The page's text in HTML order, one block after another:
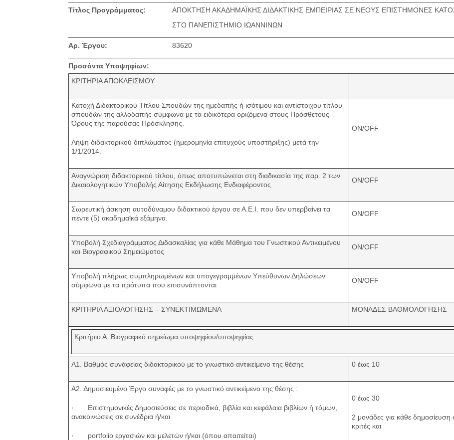
Τίτλος Προγράμματος:
ΑΠΟΚΤΗΣΗ ΑΚΑΔΗΜΑΪΚΗΣ ΔΙΔΑΚΤΙΚΗΣ ΕΜΠΕΙΡΙΑΣ ΣΕ ΝΕΟΥΣ ΕΠΙΣΤΗΜΟΝΕΣ
ΣΤΟ ΠΑΝΕΠΙΣΤΗΜΙΟ ΙΩΑΝΝΙΝΩΝ
Αρ. Έργου: 83620
Προσόντα Υποψηφίων:
ΚΡΙΤΗΡΙΑ ΑΠΟΚΛΕΙΣΜΟΥ
Κατοχή Διδακτορικού Τίτλου Σπουδών της ημεδαπής ή ισότιμου και αντίστοιχου τίτλου
σπουδών της αλλοδαπής σύμφωνα με τα ειδικότερα οριζόμενα στους Πρόσθετους
Όρους της παρούσας Πρόσκλησης.
Λήψη διδακτορικού διπλώματος (ημερομηνία επιτυχούς υποστήριξης) μετά την
1/1/2014.
ON/OFF
Αναγνώριση διδακτορικού τίτλου, όπως αποτυπώνεται στη διαδικασία της παρ. 2 των
Δικαιολογητικών Υποβολής Αίτησης Εκδήλωσης Ενδιαφέροντος
ON/OFF
Σωρευτική άσκηση αυτοδύναμου διδακτικού έργου σε Α.Ε.Ι. που δεν υπερβαίνει τα
πέντε (5) ακαδημαϊκά εξάμηνα.
ON/OFF
Υποβολή Σχεδιαγράμματος Διδασκαλίας για κάθε Μάθημα του Γνωστικού Αντικειμένου
και Βιογραφικού Σημειώματος
ON/OFF
Υποβολή πλήρως συμπληρωμένων και υπογεγραμμένων Υπεύθυνων Δηλώσεων
σύμφωνα με τα πρότυπα που επισυνάπτονται
ON/OFF
ΚΡΙΤΗΡΙΑ ΑΞΙΟΛΟΓΗΣΗΣ – ΣΥΝΕΚΤΙΜΩΜΕΝΑ ΜΟΝΑΔΕΣ ΒΑΘΜΟΛΟΓΗΣΗΣ
Κριτήριο Α. Βιογραφικό σημείωμα υποψηφίου/υποψηφίας
Α1. Βαθμός συνάφειας διδακτορικού με το γνωστικό αντικείμενο της θέσης 0 έως 10
Α2. Δημοσιευμένο Έργο συναφές με το γνωστικό αντικείμενο της θέσης :
· Επιστημονικές Δημοσιεύσεις σε περιοδικά, βιβλία και κεφάλαια βιβλίων ή τόμων,
ανακοινώσεις σε συνέδρια ή/και
· portfolio εργασιών και μελετών ή/και (όπου απαιτείται)
0 έως 30
2 μονάδες για κάθε
κριτές και